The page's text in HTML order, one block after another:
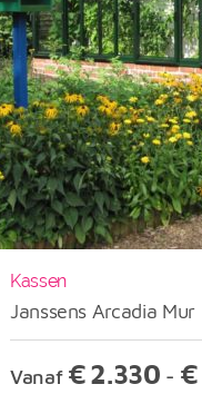
Kassen
Janssens Arcadia Mur
Vanaf €2.330 - €